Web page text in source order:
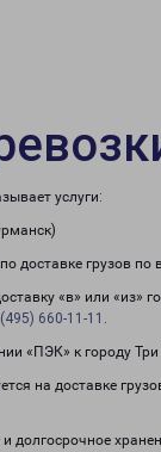
услуги:
доставке грузов
«в» или «из»
660-11-11 .
«ПЭК» к городу
на доставке
долгосрочное